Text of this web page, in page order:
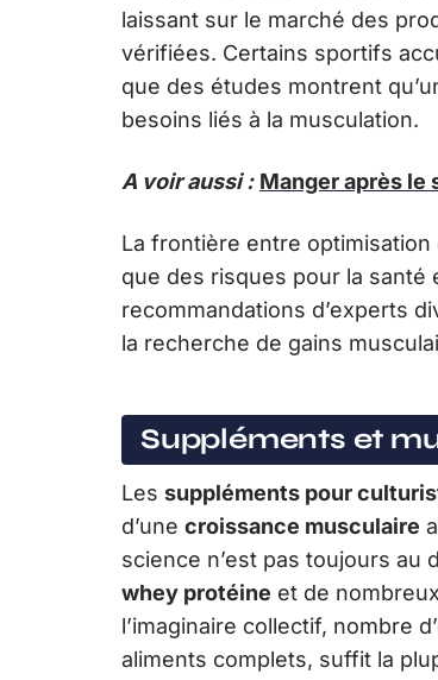
laissant sur le marché des
vérifiées. Certains sportifs
que des études montrent
besoins liés à la musculation.
A voir aussi : Manger après le
La frontière entre
que des risques pour la santé
recommandations d’experts
la recherche de gains
Suppléments et
Les suppléments pour
d’une croissance musculaire
science n’est pas toujours au
whey protéine et de nombreux
l’imaginaire collectif, nombre
aliments complets, suffit la